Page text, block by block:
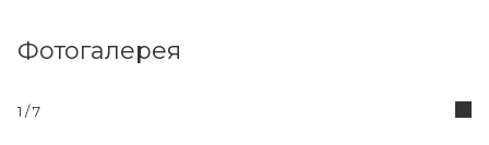
Фотогалерея
1 / 7